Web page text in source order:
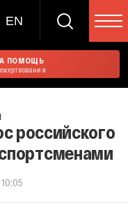
EN
ПОМОЩЬ
российского